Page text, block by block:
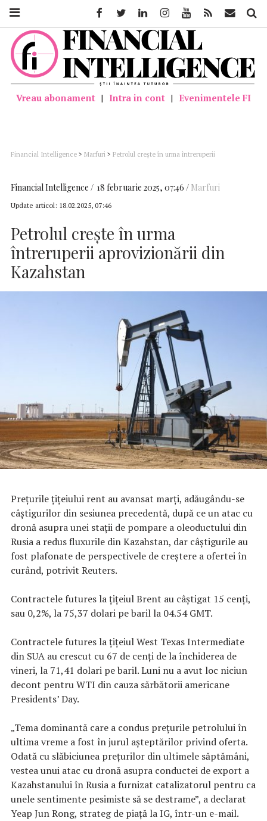
Vreau abonament | Intra in cont | Evenimentele FI
Financial Intelligence > Marfuri > Petrolul crește în urma întreruperii
Financial Intelligence 18 februarie 2025, 07:46 Marfuri
Update articol: 18.02.2025, 07:46
Petrolul crește în urma
întreruperii aprovizionării din
Kazahstan
Prețurile țițeiului rent au avansat marți, adăugându-se
câștigurilor din sesiunea precedentă, după ce un atac cu
dronă asupra unei stații de pompare a oleoductului din
Rusia a redus fluxurile din Kazahstan, dar câștigurile au
fost plafonate de perspectivele de creștere a ofertei în
curând, potrivit Reuters.
Contractele futures la țițeiul Brent au câștigat 15 cenți,
sau 0,2%, la 75,37 dolari pe baril la 04.54 GMT.
Contractele futures la țițeiul West Texas Intermediate
din SUA au crescut cu 67 de cenți de la închiderea de
vineri, la 71,41 dolari pe baril. Luni nu a avut loc niciun
decont pentru WTI din cauza sărbătorii americane
Presidents’ Day.
„Tema dominantă care a condus prețurile petrolului în
ultima vreme a fost în jurul așteptărilor privind oferta.
Odată cu slăbiciunea prețurilor din ultimele săptămâni,
vestea unui atac cu dronă asupra conductei de export a
Kazahstanului în Rusia a furnizat catalizatorul pentru ca
unele sentimente pesimiste să se destrame”, a declarat
Yeap Jun Rong, strateg de piață la IG, într-un e-mail.
FacebookTwitter LinkedinInstagramYoutube Feed Mail